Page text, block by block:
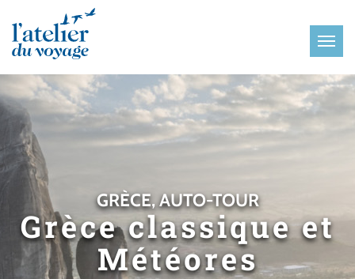
GRÈCE, AUTO-TOUR
Grèce classique et
Météores
Panneau de gestion des cookies